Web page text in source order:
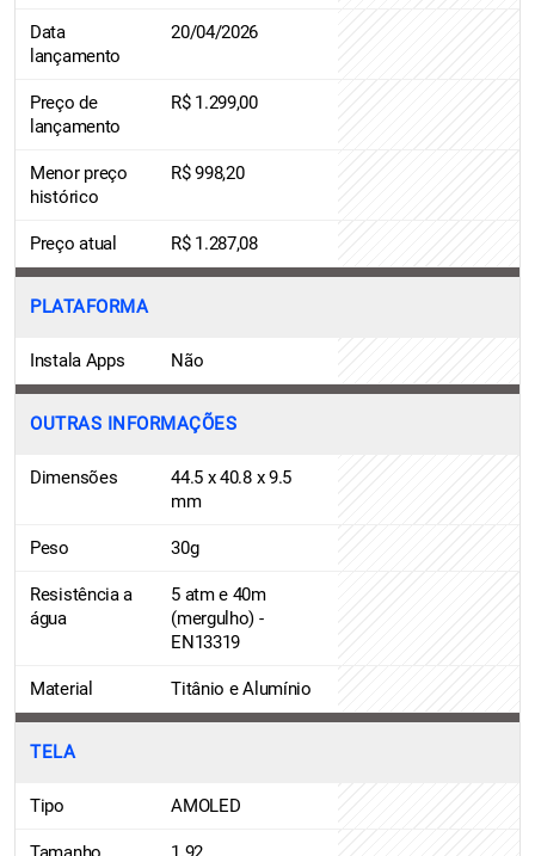
Data
lançamento
20/04/2026
Preço de
lançamento
R$ 1.299,00
Menor preço
histórico
R$ 998,20
Preço atual R$ 1.287,08
PLATAFORMA
Instala Apps Não
OUTRAS INFORMAÇÕES
Dimensões
44.5 x 40.8 x 9.5
mm
Peso 30g
Resistência a
água
5 atm e 40m
(mergulho) -
EN13319
Material Titânio e Alumínio
TELA
Tipo AMOLED